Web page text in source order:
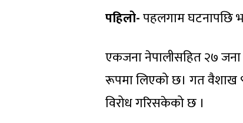
पहिलो-पहलगाम घटनापछि
एकजना नेपालीसहित २७
रूपमा लिएको छ। गत वैशाख
विरोध गरिसकेको छ ।